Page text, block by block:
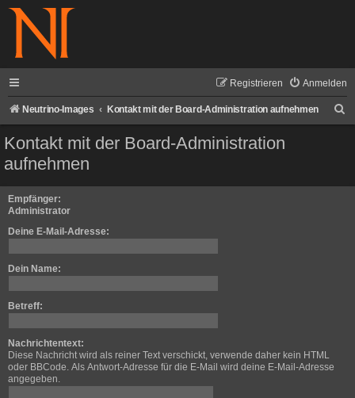
Anmelden
Registrieren
Neutrino-Images Kontakt mit der Board-Administration aufnehmen
Kontakt mit der Board-Administration
aufnehmen
Empfänger:
Administrator
Deine E-Mail-Adresse:
Dein Name:
Betreff:
Nachrichtentext:
Diese Nachricht wird als reiner Text verschickt, verwende daher kein HTML
oder BBCode. Als Antwort-Adresse für die E-Mail wird deine E-Mail-Adresse
angegeben.